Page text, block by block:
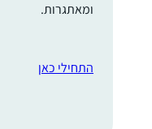
ומאתגרות.
התחילי כאן